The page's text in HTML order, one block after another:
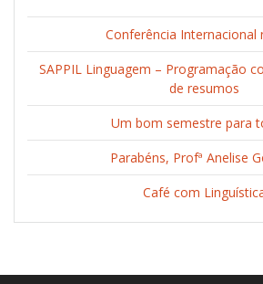
Conferência Internacional
SAPPIL Linguagem – Programação
de resumos
Um bom semestre para
Parabéns, Profª Anelise
Café com